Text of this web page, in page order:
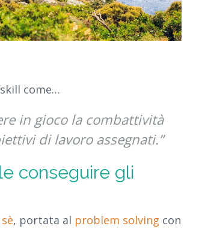
come…
in gioco la combattività
di lavoro assegnati.”
conseguire gli
, portata al problem solving con